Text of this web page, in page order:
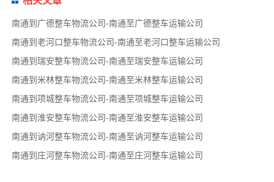
南通到广德整车物流公司-南通至广德整车运输公司
南通到老河口整车物流公司-南通至老河口整车运输公司
南通到瑞安整车物流公司-南通至瑞安整车运输公司
南通到米林整车物流公司-南通至米林整车运输公司
南通到项城整车物流公司-南通至项城整车运输公司
南通到淮安整车物流公司-南通至淮安整车运输公司
南通到讷河整车物流公司-南通至讷河整车运输公司
南通到庄河整车物流公司-南通至庄河整车运输公司